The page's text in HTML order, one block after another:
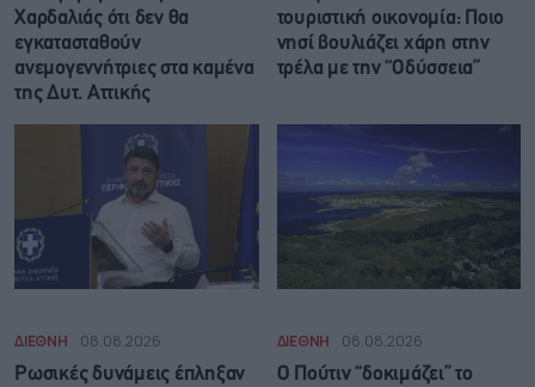
Χαρδαλιάς ότι δεν θα
εγκατασταθούν
ανεμογεννήτριες στα καμένα
της Δυτ. Αττικής
τουριστική οικονομία: Ποιο
νησί βουλιάζει χάρη στην
τρέλα με την “Οδύσσεια”
ΔΙΕΘΝΗ 08.08.2026
Ρωσικές δυνάμεις έπληξαν
ΔΙΕΘΝΗ 08.08.2026
Ο Πούτιν “δοκιμάζει” το